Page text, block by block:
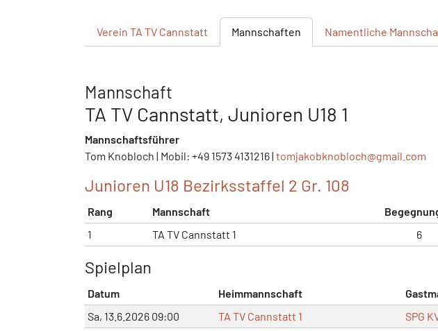
Verein TA TV Cannstatt Mannschaften Namentliche
Mannschaft
TA TV Cannstatt, Junioren U18 1
Mannschaftsführer
Tom Knobloch | Mobil: +49 1573 4131216 | tomjakobknobloch@gmail.com
Junioren U18 Bezirksstaffel 2 Gr. 108
Rang Mannschaft
1
TA TV Cannstatt 1 6
Spielplan
Datum Heimmannschaft
Sa, 13.6.2026 09:00
TA TV Cannstatt 1 SPG